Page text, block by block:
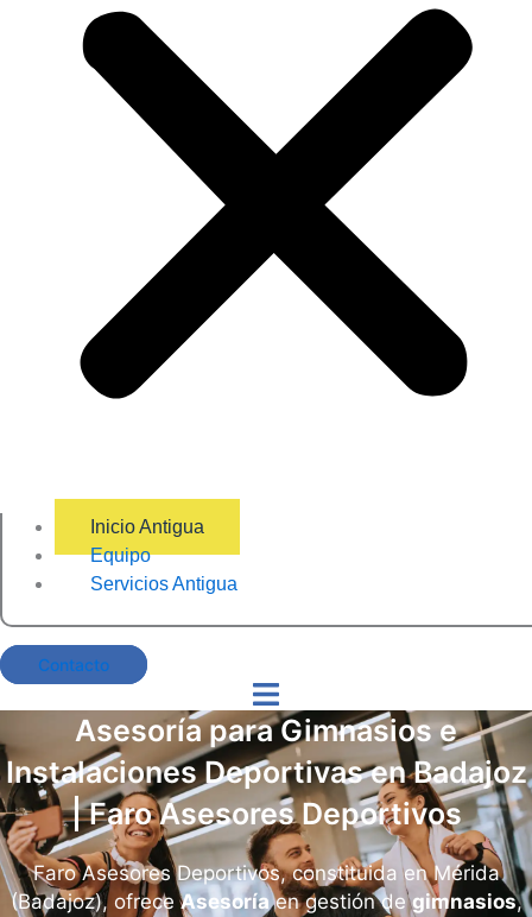
Inicio Antigua
Equipo
Servicios Antigua
Contacto
Asesoría para Gimnasios e
Instalaciones Deportivas en Badajoz
| Faro Asesores Deportivos
Faro Asesores Deportivos, constituida en Mérida
(Badajoz), ofreceAsesoríaen gestión degimnasios,